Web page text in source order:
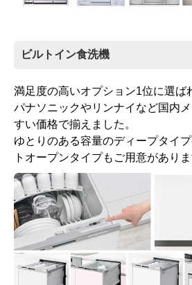
ビルトイン食洗機
満足度の高いオプション1位に選ば
パナソニックやリンナイなど国内
すい価格で揃えました。
ゆとりのある容量のディープタイ
トオープンタイプもご用意がありま